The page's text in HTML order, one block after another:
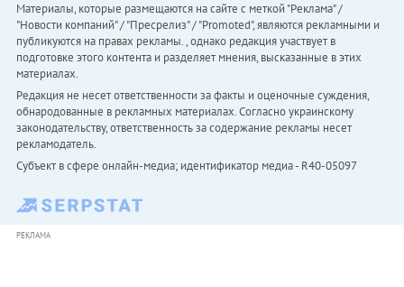
Материалы, которые размещаются на сайте с меткой "Реклама" /
"Новости компаний" / "Пресрелиз" / "Promoted", являются рекламными и
публикуются на правах рекламы. , однако редакция участвует в
подготовке этого контента и разделяет мнения, высказанные в этих
материалах.
Редакция не несет ответственности за факты и оценочные суждения,
обнародованные в рекламных материалах. Согласно украинскому
законодательству, ответственность за содержание рекламы несет
рекламодатель.
Субъект в сфере онлайн-медиа; идентификатор медиа - R40-05097
РЕКЛАМА